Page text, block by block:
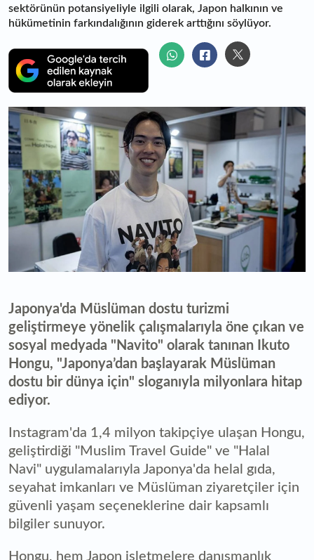
sektörünün potansiyeliyle ilgili olarak, Japon halkının ve
hükümetinin farkındalığının giderek arttığını söylüyor.
Japonya'da Müslüman dostu turizmi
geliştirmeye yönelik çalışmalarıyla öne çıkan ve
sosyal medyada "Navito" olarak tanınan Ikuto
Hongu, "Japonya’dan başlayarak Müslüman
dostu bir dünya için" sloganıyla milyonlara hitap
ediyor.
Instagram'da 1,4 milyon takipçiye ulaşan Hongu,
geliştirdiği "Muslim Travel Guide" ve "Halal
Navi" uygulamalarıyla Japonya'da helal gıda,
seyahat imkanları ve Müslüman ziyaretçiler için
güvenli yaşam seçeneklerine dair kapsamlı
bilgiler sunuyor.
Hongu, hem Japon işletmelere danışmanlık